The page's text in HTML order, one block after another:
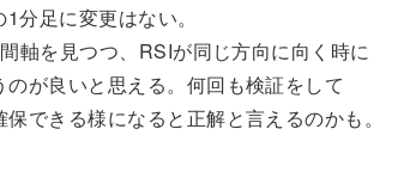
に変更はない。
つつ、RSIが同じ方向に向く時に
いと思える。何回も検証をして
る様になると正解と言えるのかも。